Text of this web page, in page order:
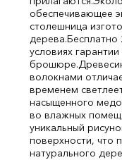
обеспечивающее
столешница
дерева.Бесплатно
условиях
брошюре.
волокнами
временем
насыщенного
во влажных
уникальный
поверхности, что
натурального